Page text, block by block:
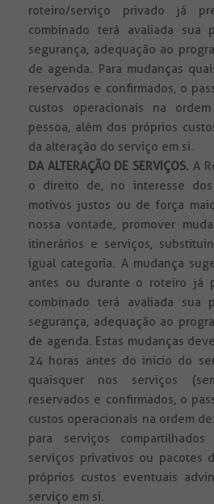
roteiro/serviço privado já
combinado terá avaliada sua
segurança, adequação ao
de agenda. Para mudanças
reservados e confirmados, o
custos operacionais na
pessoa, além dos próprios
da alteração do serviço em si.
DA ALTERAÇÃO DE SERVIÇOS. A
o direito de, no interesse
motivos justos ou de força
nossa vontade, promover
itinerários e serviços,
igual categoria. A mudança
antes ou durante o roteiro já
combinado terá avaliada sua
segurança, adequação ao
de agenda. Estas mudanças
24 horas antes do inicio do
quaisquer nos serviços
reservados e confirmados, o
custos operacionais na ordem
para serviços
serviços privativos ou pacotes
próprios custos eventuais
serviço em si.